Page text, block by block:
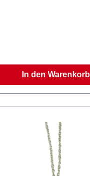
In den Warenkorb